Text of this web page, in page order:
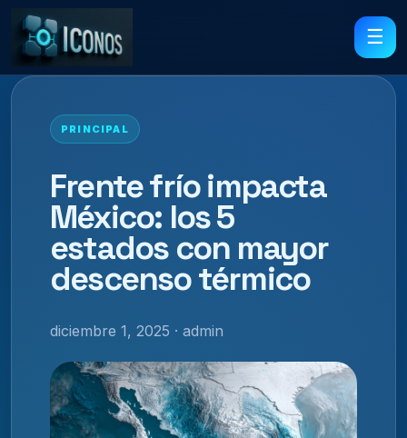
☰
PRINCIPAL
Frente frío impacta
México: los 5
estados con mayor
descenso térmico
diciembre 1, 2025 · admin